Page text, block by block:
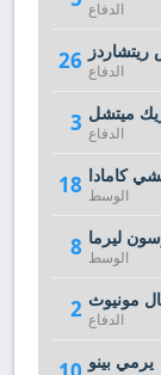
الدفاع
26 الدفاع
3 ميتشل
الدفاع
18 كامادا
الوسط
8 ليرما
الوسط
2 مونيوث
الدفاع
يرمي بينو